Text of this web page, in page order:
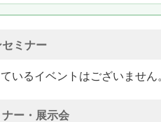
ミナー
いるイベントはございません
ー・展示会